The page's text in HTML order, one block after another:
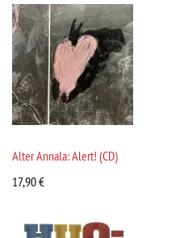
Alter Annala: Alert! (CD)
17,90€